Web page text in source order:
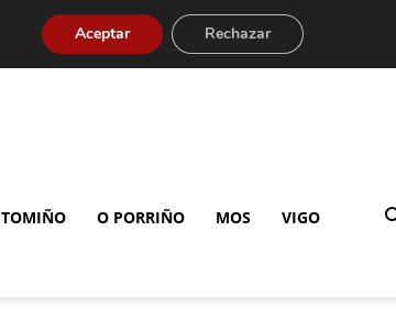
TOMIÑO O PORRIÑO MOS VIGO
Aceptar Rechazar